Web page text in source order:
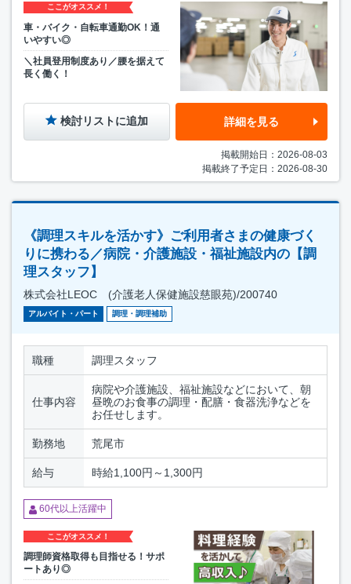
ここがオススメ！
車・バイク・自転車通勤OK！通
いやすい◎
＼社員登用制度あり／腰を据えて
長く働く！
検討リストに追加 詳細を見る
掲載開始日：2026-08-03
掲載終了予定日：2026-08-30
《調理スキルを活かす》ご利用者さまの健康づく
りに携わる／病院・介護施設・福祉施設内の【調
理スタッフ】
株式会社LEOC (介護老人保健施設慈眼苑)/200740
アルバイト・パート 調理・調理補助
職種 調理スタッフ
仕事内容
病院や介護施設、福祉施設などにおいて、朝
昼晩のお食事の調理・配膳・食器洗浄などを
お任せします。
勤務地 荒尾市
給与 時給1,100円～1,300円
60代以上活躍中
ここがオススメ！
調理師資格取得も目指せる！サポ
ートあり◎